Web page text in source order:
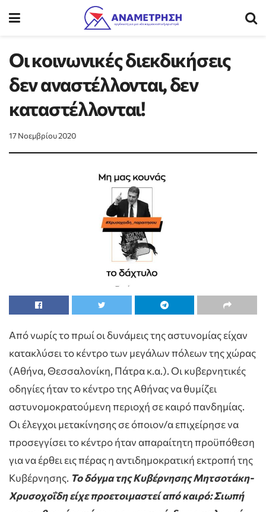
Οι κοινωνικές διεκδικήσεις
δεν αναστέλλονται, δεν
καταστέλλονται!
17 Νοεμβρίου 2020
Από νωρίς το πρωί οι δυνάμεις της αστυνομίας είχαν
κατακλύσει το κέντρο των μεγάλων πόλεων της χώρας
(Αθήνα, Θεσσαλονίκη, Πάτρα κ.α.). Οι κυβερνητικές
οδηγίες ήταν το κέντρο της Αθήνας να θυμίζει
αστυνομοκρατούμενη περιοχή σε καιρό πανδημίας.
Οι έλεγχοι μετακίνησης σε όποιον/α επιχείρησε να
προσεγγίσει το κέντρο ήταν απαραίτητη προϋπόθεση
για να έρθει εις πέρας η αντιδημοκρατική εκτροπή της
Κυβέρνησης. Το δόγμα της Κυβέρνησης Μητσοτάκη-
Χρυσοχοΐδη είχε προετοιμαστεί από καιρό: Σιωπή